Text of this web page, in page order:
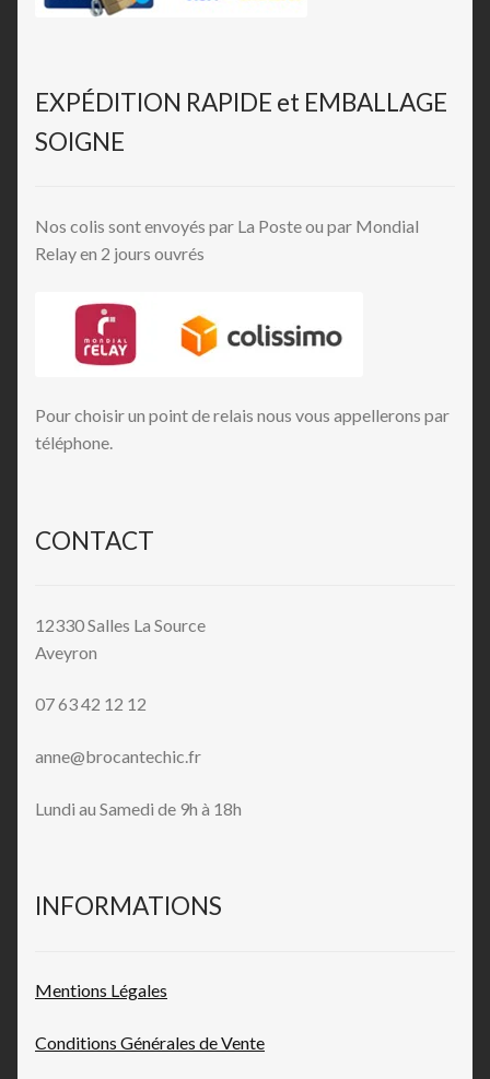
EXPÉDITION RAPIDE et EMBALLAGE
SOIGNE
Nos colis sont envoyés par La Poste ou par Mondial
Relay en 2 jours ouvrés
Pour choisir un point de relais nous vous appellerons par
téléphone.
CONTACT
12330 Salles La Source
Aveyron
07 63 42 12 12
anne@brocantechic.fr
Lundi au Samedi de 9h à 18h
INFORMATIONS
Mentions Légales
Conditions Générales deVente